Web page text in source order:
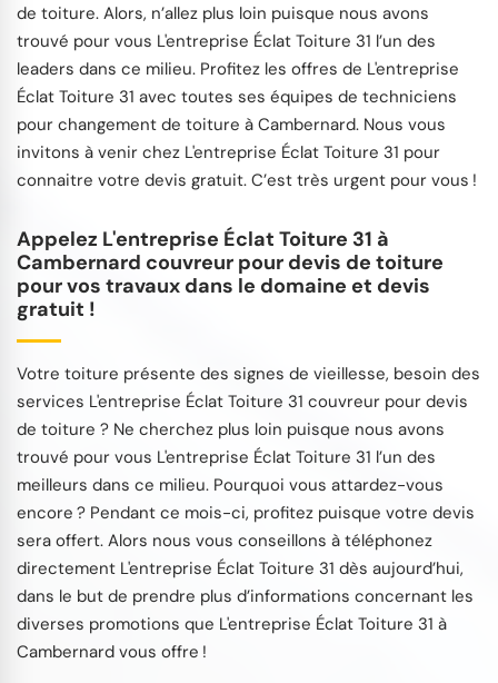
de toiture. Alors, n’allez plus loin puisque nous avons
trouvé pour vous L'entreprise Éclat Toiture 31 l’un des
leaders dans ce milieu. Profitez les offres de L'entreprise
Éclat Toiture 31 avec toutes ses équipes de techniciens
pour changement de toiture à Cambernard. Nous vous
invitons à venir chez L'entreprise Éclat Toiture 31 pour
connaitre votre devis gratuit. C’est très urgent pour vous !
Appelez L'entreprise Éclat Toiture 31 à
Cambernard couvreur pour devis de toiture
pour vos travaux dans le domaine et devis
gratuit !
Votre toiture présente des signes de vieillesse, besoin des
services L'entreprise Éclat Toiture 31 couvreur pour devis
de toiture ? Ne cherchez plus loin puisque nous avons
trouvé pour vous L'entreprise Éclat Toiture 31 l’un des
meilleurs dans ce milieu. Pourquoi vous attardez-vous
encore ? Pendant ce mois-ci, profitez puisque votre devis
sera offert. Alors nous vous conseillons à téléphonez
directement L'entreprise Éclat Toiture 31 dès aujourd’hui,
dans le but de prendre plus d’informations concernant les
diverses promotions que L'entreprise Éclat Toiture 31 à
Cambernard vous offre !